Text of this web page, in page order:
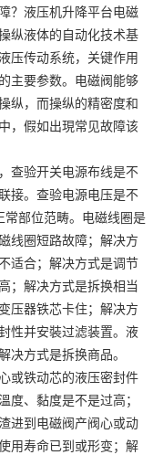
？液压机升降平台电磁
纵液体的自动化技术基
压传动系统，关键作用
主要参数。电磁阀能够
纵，而操纵的精密度和
，假如出現常见故障该
查验开关电源布线是不
接。查验电源电压是不
部位范畴。电磁线圈是
线圈短路故障；解决方
适合；解决方式是调节
；解决方式是拆换相当
压器铁芯卡住；解决方
性并安裝过滤装置。液
方式是拆换商品。
或铁动芯的液压密封件
、黏度是不是过高；
进到电磁阀产阀心或动
用寿命已到或形变；解